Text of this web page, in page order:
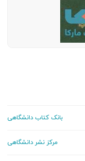
بانک کتاب دانشگاهی
مرکز نشر دانشگاهی